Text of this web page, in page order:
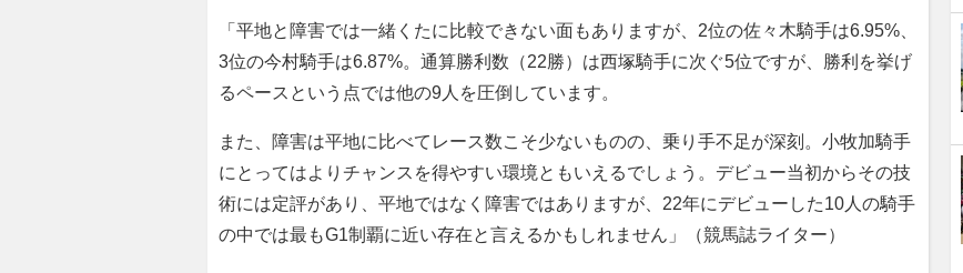
「平地と障害では一緒くたに比較できない面もありますが、2位の佐々木騎手は6.95%、
3位の今村騎手は6.87%。通算勝利数（22勝）は西塚騎手に次ぐ5位ですが、勝利を挙げ
るペースという点では他の9人を圧倒しています。
また、障害は平地に比べてレース数こそ少ないものの、乗り手不足が深刻。小牧加騎手
にとってはよりチャンスを得やすい環境ともいえるでしょう。デビュー当初からその技
術には定評があり、平地ではなく障害ではありますが、22年にデビューした10人の騎手
の中では最もG1制覇に近い存在と言えるかもしれません」（競馬誌ライター）